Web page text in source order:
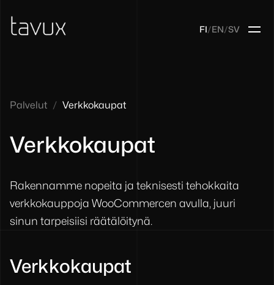
FI/EN/SV
Palvelut / Verkkokaupat
Verkkokaupat
Rakennamme nopeita ja teknisesti tehokkaita
verkkokauppoja WooCommercen avulla, juuri
sinun tarpeisiisi räätälöitynä.
Verkkokaupat